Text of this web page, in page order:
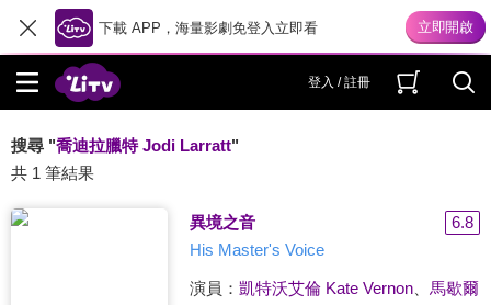
下載 APP，海量影劇免登入立即看
登入 / 註冊
搜尋 "喬迪拉臘特 Jodi Larratt"
共 1 筆結果
異境之音
6.8
His Master's Voice
演員： 凱特沃艾倫 Kate Vernon、 馬歇爾